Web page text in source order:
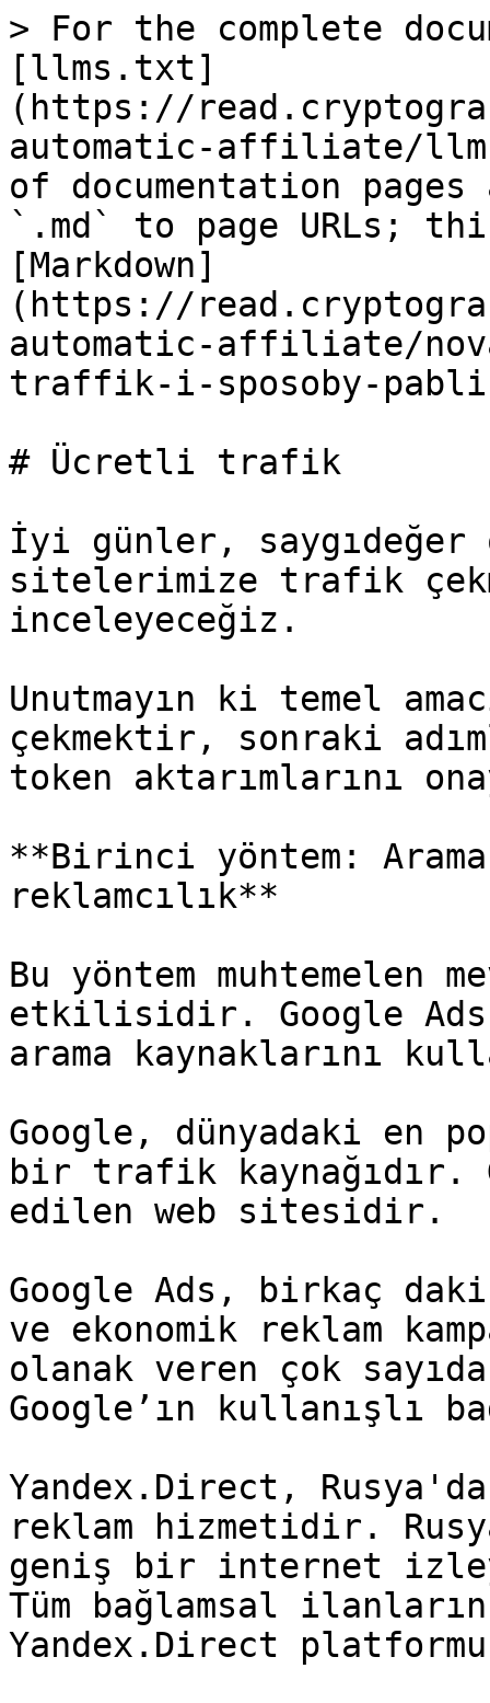
> For the complete
[llms.txt]
(https://
automatic-affiliate/
of documentation
`.md` to page URLs;
[Markdown]
(https://
automatic-affiliate/
traffik-i-sposoby-
# Ücretli trafik
İyi günler, saygıdeğer
sitelerimize trafik
inceleyeceğiz.
Unutmayın ki temel
çekmektir, sonraki
token aktarımlarını
**Birinci yöntem:
reklamcılık**
Bu yöntem muhtemelen
etkilisidir. Google
arama kaynaklarını
Google, dünyadaki en
bir trafik kaynağıdır.
edilen web sitesidir.
Google Ads, birkaç
ve ekonomik reklam
olanak veren çok
Google’ın kullanışlı
Yandex.Direct,
reklam hizmetidir.
geniş bir internet
Tüm bağlamsal
Yandex.Direct